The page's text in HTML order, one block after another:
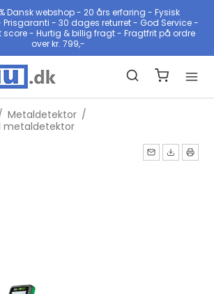
Dansk webshop - 20 års erfaring - Fysisk
- 30 dages returret - God Service -
score - Hurtig & billig fragt - Fragtfrit på ordre
over kr. 799,-
Metaldetektor /
metaldetektor